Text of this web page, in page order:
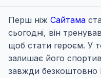
Перш ніж Сайтама
сьогодні, він
щоб стати героєм. У
залишає його
завжди безкоштовно